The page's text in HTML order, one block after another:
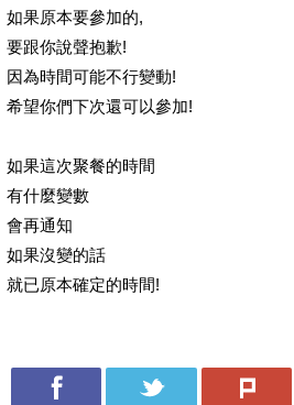
如果原本要參加的,
要跟你說聲抱歉!
因為時間可能不行變動!
希望你們下次還可以參加!
如果這次聚餐的時間
有什麼變數
會再通知
如果沒變的話
就已原本確定的時間!